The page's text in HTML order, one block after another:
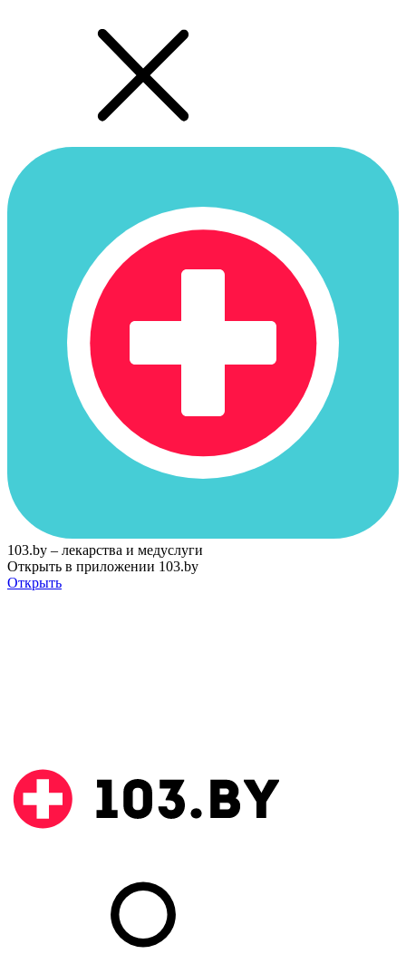
103.by – лекарства и медуслуги
Открыть в приложении 103.by
Открыть